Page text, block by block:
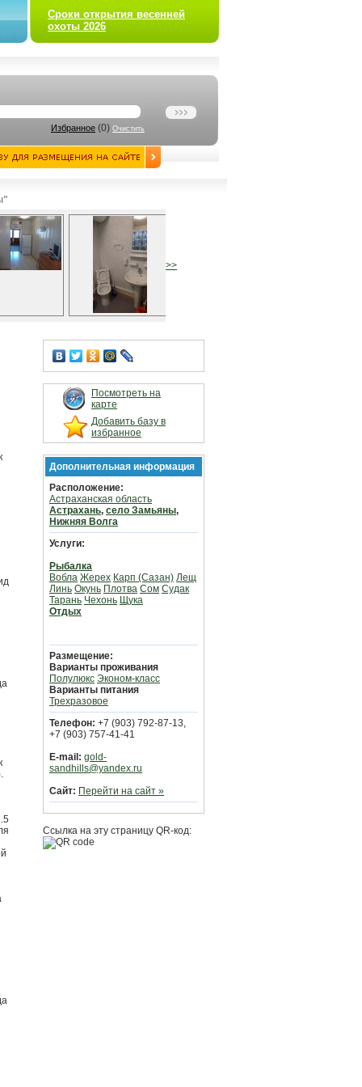
Сроки открытия весенней
охоты 2026
Избранное (0) Очистить
>>
Посмотреть на
карте
Добавить базу в
избранное
Дополнительная информация
Расположение:
Астраханская область
Астрахань, село Замьяны,
Нижняя Волга
Услуги:
Рыбалка
Вобла Жерех Карп (Сазан) Лещ
Линь Окунь Плотва Сом Судак
Тарань Чехонь Щука
Отдых
Размещение:
Варианты проживания
Полулюкс Эконом-класс
Варианты питания
Трехразовое
Телефон: +7 (903) 792-87-13,
+7 (903) 757-41-41
E-mail: gold-
sandhills@yandex.ru
Сайт: Перейти на сайт »
Ссылка на эту страницу QR-код: